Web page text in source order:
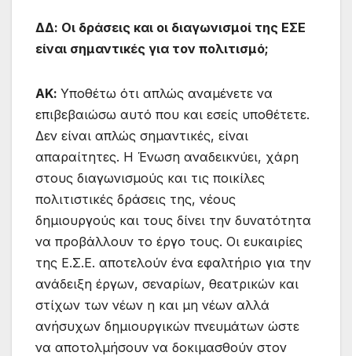
ΔΔ: Οι δράσεις και οι διαγωνισμοί της ΕΣΕ
είναι σημαντικές για τον πολιτισμό;
ΑΚ: Υποθέτω ότι απλώς αναμένετε να
επιβεβαιώσω αυτό που και εσείς υποθέτετε.
Δεν είναι απλώς σημαντικές, είναι
απαραίτητες. Η Ένωση αναδεικνύει, χάρη
στους διαγωνισμούς και τις ποικίλες
πολιτιστικές δράσεις της, νέους
δημιουργούς και τους δίνει την δυνατότητα
να προβάλλουν το έργο τους. Οι ευκαιρίες
της Ε.Σ.Ε. αποτελούν ένα εφαλτήριο για την
ανάδειξη έργων, σεναρίων, θεατρικών και
στίχων των νέων η και μη νέων αλλά
ανήσυχων δημιουργικών πνευμάτων ώστε
να αποτολμήσουν να δοκιμασθούν στον